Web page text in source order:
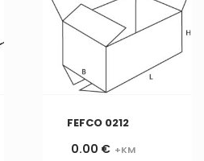
FEFCO 0212
0.00 €